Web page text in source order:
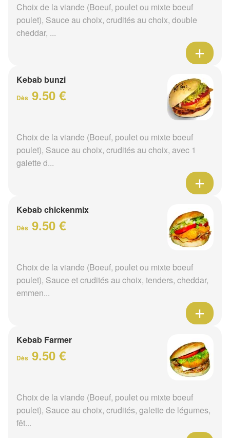
Choix de la viande (Boeuf, poulet ou mixte boeuf
poulet), Sauce au choix, crudités au choix, double
cheddar, ...
Kebab bunzi
Dès 9.50 €
Choix de la viande (Boeuf, poulet ou mixte boeuf
poulet), Sauce au choix, crudités au choix, avec 1
galette d...
Kebab chickenmix
Dès 9.50 €
Choix de la viande (Boeuf, poulet ou mixte boeuf
poulet), Sauce et crudités au choix, tenders, cheddar,
emmen...
Kebab Farmer
Dès 9.50 €
Choix de la viande (Boeuf, poulet ou mixte boeuf
poulet), Sauce au choix, crudités, galette de légumes,
fêt...